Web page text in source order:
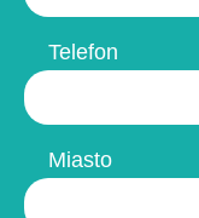
Telefon
Miasto